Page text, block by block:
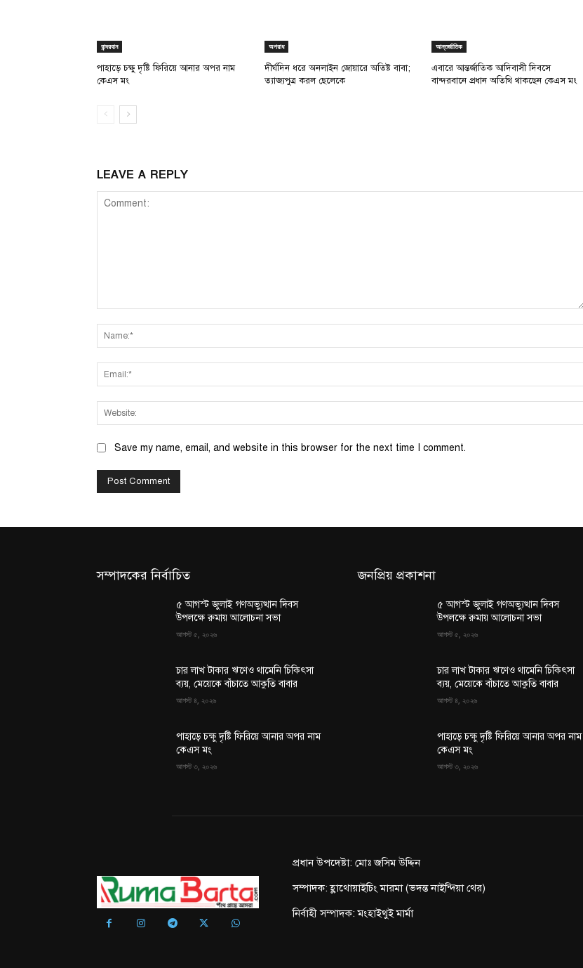
বান্দরবান
পাহাড়ে চক্ষু দৃষ্টি ফিরিয়ে আনার অপর নাম
কেএস মং
অপরাধ
দীর্ঘদিন ধরে অনলাইন জোয়ারে অতিষ্ট বাবা;
ত্যাজ্যপুত্র করল ছেলেকে
আন্তর্জাতিক
এবারে আন্তর্জাতিক আদিবাসী দিবসে
বান্দরবানে প্রধান অতিথি থাকছেন কেএস মং
LEAVE A REPLY
Save my name, email, and website in this browser for the next time I comment.
সম্পাদকের নির্বাচিত
৫ আগস্ট জুলাই গণঅভ্যুত্থান দিবস
উপলক্ষে রুমায় আলোচনা সভা
আগস্ট ৫, ২০২৬
চার লাখ টাকার ঋণেও থামেনি চিকিৎসা
ব্যয়, মেয়েকে বাঁচাতে আকুতি বাবার
আগস্ট ৪, ২০২৬
পাহাড়ে চক্ষু দৃষ্টি ফিরিয়ে আনার অপর নাম
কেএস মং
আগস্ট ৩, ২০২৬
জনপ্রিয় প্রকাশনা
৫ আগস্ট জুলাই গণঅভ্যুত্থান দিবস
উপলক্ষে রুমায় আলোচনা সভা
আগস্ট ৫, ২০২৬
চার লাখ টাকার ঋণেও থামেনি চিকিৎসা
ব্যয়, মেয়েকে বাঁচাতে আকুতি বাবার
আগস্ট ৪, ২০২৬
পাহাড়ে চক্ষু দৃষ্টি ফিরিয়ে আনার অপর নাম
কেএস মং
আগস্ট ৩, ২০২৬
প্রধান উপদেষ্টা: মোঃ জসিম উদ্দিন
সম্পাদক: হ্লাথোয়াইচিং মারমা (ভদন্ত নাইন্দিয়া থের)
নির্বাহী সম্পাদক: মংহাইথুই মার্মা